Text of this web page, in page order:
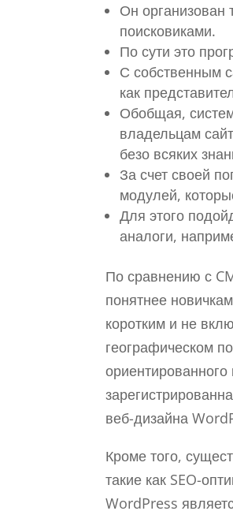
Он организован
поисковиками.
По сути это
С собственным
как
Обобщая,
владельцам
безо всяких
За счет своей
модулей,
Для этого
аналоги,
По сравнению с
понятнее
коротким и не
географическом
веб-дизайна
Кроме того,
такие как SEO-
WordPress